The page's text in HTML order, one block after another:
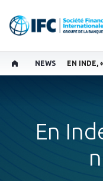
NEWS EN INDE,
En